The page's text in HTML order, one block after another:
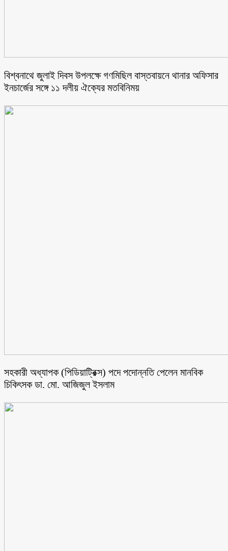
বিশ্বনাথে জুলাই দিবস উপলক্ষে গণমিছিল বাস্তবায়নে থানার অফিসার
ইনচার্জের সঙ্গে ১১ দলীয় ঐক্যের মতবিনিময়
সহকারী অধ্যাপক (পিডিয়াট্রিক্স) পদে পদোন্নতি পেলেন মানবিক
চিকিৎসক ডা. মো. আজিজুল ইসলাম